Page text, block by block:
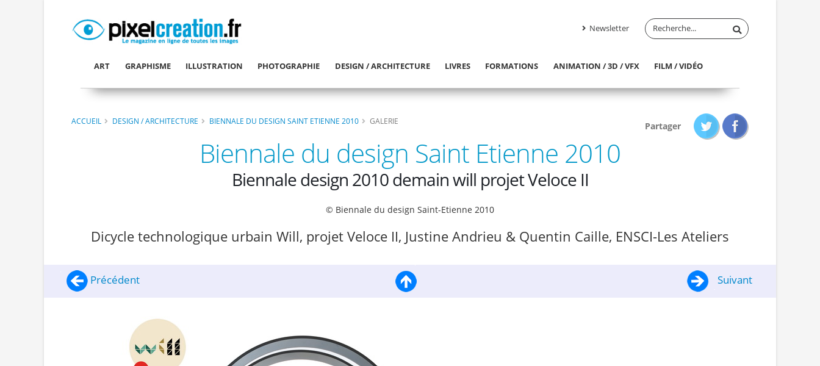
Newsletter
ART GRAPHISME ILLUSTRATION PHOTOGRAPHIE DESIGN / ARCHITECTURE LIVRES FORMATIONS ANIMATION / 3D / VFX FILM / VIDÉO
ACCUEIL DESIGN / ARCHITECTURE BIENNALE DU DESIGN SAINT ETIENNE 2010 GALERIE Partager
Biennale du design Saint Etienne 2010
Biennale design 2010 demain will projet Veloce II
© Biennale du design Saint-Etienne 2010
Dicycle technologique urbain Will, projet Veloce II, Justine Andrieu & Quentin Caille, ENSCI-Les Ateliers
Précédent Suivant